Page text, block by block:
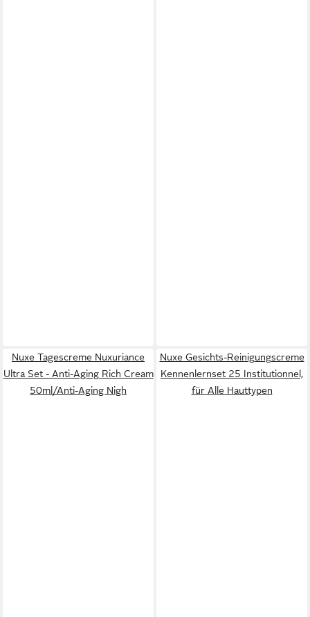
Nuxe Tagescreme Nuxuriance
Ultra Set - Anti-Aging Rich Cream
50ml/Anti-Aging Nigh
Nuxe Gesichts-Reinigungscreme
Kennenlernset 25 Institutionnel,
für Alle Hauttypen